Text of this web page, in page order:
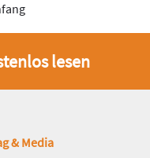
lesen
& Media